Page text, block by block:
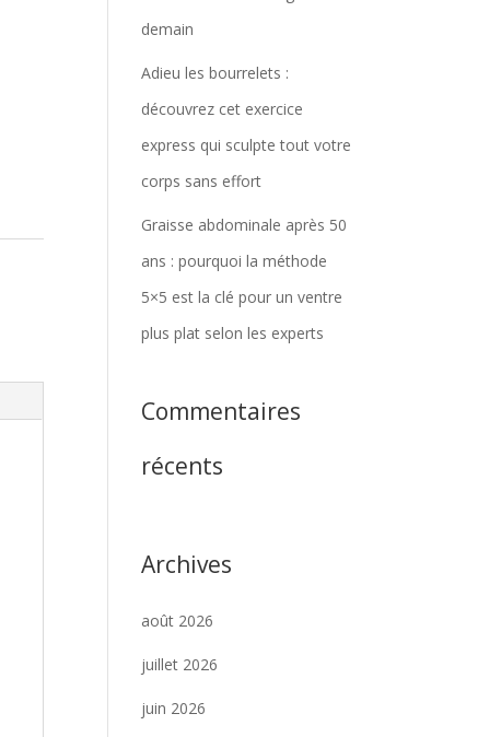
demain
Adieu les bourrelets :
découvrez cet exercice
express qui sculpte tout votre
corps sans effort
Graisse abdominale après 50
ans : pourquoi la méthode
5×5 est la clé pour un ventre
plus plat selon les experts
Commentaires
récents
Archives
août 2026
juillet 2026
juin 2026